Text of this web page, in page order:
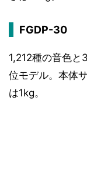
FGDP-30
1,212種の音色
位モデル。本体
は1kg。